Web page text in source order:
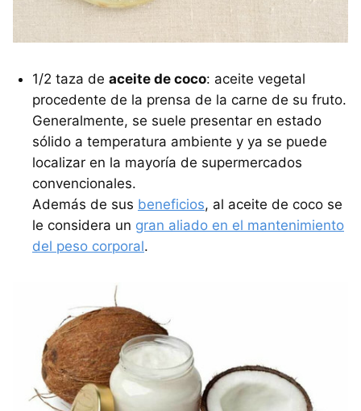
1/2 taza de aceite de coco: aceite vegetal
procedente de la prensa de la carne de su fruto.
Generalmente, se suele presentar en estado
sólido a temperatura ambiente y ya se puede
localizar en la mayoría de supermercados
convencionales.
Además de sus beneficios, al aceite de coco se
le considera un gran aliado en el mantenimiento
del peso corporal.